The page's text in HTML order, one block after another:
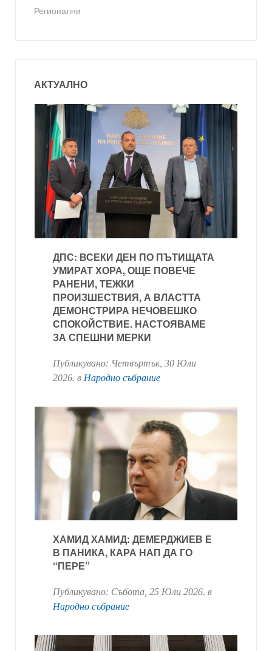
Регионални
АКТУАЛНО
ДПС: ВСЕКИ ДЕН ПО ПЪТИЩАТА
УМИРАТ ХОРА, ОЩЕ ПОВЕЧЕ
РАНЕНИ, ТЕЖКИ
ПРОИЗШЕСТВИЯ, А ВЛАСТТА
ДЕМОНСТРИРА НЕЧОВЕШКО
СПОКОЙСТВИЕ. НАСТОЯВАМЕ
ЗА СПЕШНИ МЕРКИ
Публикувано: Четвъртък, 30 Юли
2026. в Народно събрание
ХАМИД ХАМИД: ДЕМЕРДЖИЕВ Е
В ПАНИКА, КАРА НАП ДА ГО
“ПЕРЕ”
Публикувано: Събота, 25 Юли 2026. в
Народно събрание